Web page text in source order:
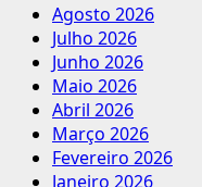
Agosto 2026
Julho 2026
Junho 2026
Maio 2026
Abril 2026
Março 2026
Fevereiro 2026
Janeiro 2026